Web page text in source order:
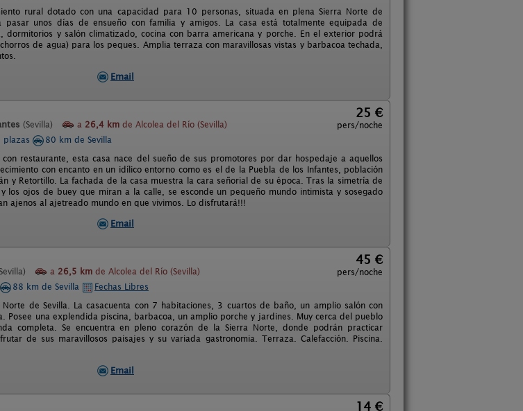
rural dotado con una capacidad para 10 personas, situada en plena Sierra Norte de
pasar unos días de ensueño con familia y amigos. La casa está totalmente equipada de
dormitorios y salón climatizado, cocina con barra americana y porche. En el exterior podrá
de agua) para los peques. Amplia terraza con maravillosas vistas y barbacoa techada,
Email
(Sevilla) a 26,4 km de Alcolea del Río (Sevilla)
25 €
pers/noche
plazas
80 km de Sevilla
restaurante, esta casa nace del sueño de sus promotores por dar hospedaje a aquellos
con encanto en un idílico entorno como es el de la Puebla de los Infantes, población
y Retortillo. La fachada de la casa muestra la cara señorial de su época. Tras la simetría de
los ojos de buey que miran a la calle, se esconde un pequeño mundo intimista y sosegado
ajenos al ajetreado mundo en que vivimos. Lo disfrutará!!!
Email
a 26,5 km de Alcolea del Río (Sevilla)
45 €
pers/noche
88 km de Sevilla
Fechas Libres
de Sevilla. La casacuenta con 7 habitaciones, 3 cuartos de baño, un amplio salón con
Posee una explendida piscina, barbacoa, un amplio porche y jardines. Muy cerca del pueblo
completa. Se encuentra en pleno corazón de la Sierra Norte, donde podrán practicar
de sus maravillosos paisajes y su variada gastronomia. Terraza. Calefacción. Piscina.
Email
14 €